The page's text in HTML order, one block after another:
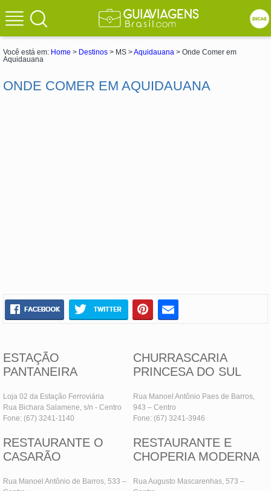
Você está em: Home > Destinos > MS >Aquidauana > Onde Comer em
Aquidauana
ONDE COMER EM AQUIDAUANA
ESTAÇÃO
PANTANEIRA
Loja 02 da Estação Ferroviária
Rua Bichara Salamene, s/n - Centro
Fone: (67) 3241-1140
CHURRASCARIA
PRINCESA DO SUL
Rua Manoel Antônio Paes de Barros,
943 – Centro
Fone: (67) 3241-3946
RESTAURANTE O
CASARÃO
Rua Manoel Antônio de Barros, 533 –
RESTAURANTE E
CHOPERIA MODERNA
Rua Augusto Mascarenhas, 573 –